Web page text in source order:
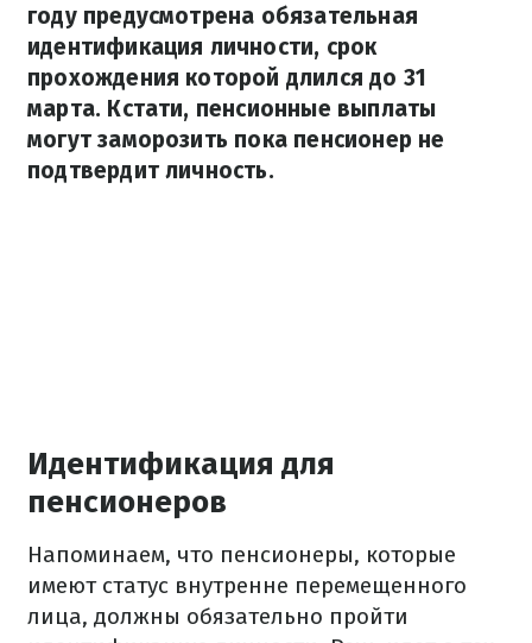
году предусмотрена обязательная
идентификация личности, срок
прохождения которой длился до 31
марта. Кстати, пенсионные выплаты
могут заморозить пока пенсионер не
подтвердит личность.
Идентификация для
пенсионеров
Напоминаем, что пенсионеры, которые
имеют статус внутренне перемещенного
лица, должны обязательно пройти